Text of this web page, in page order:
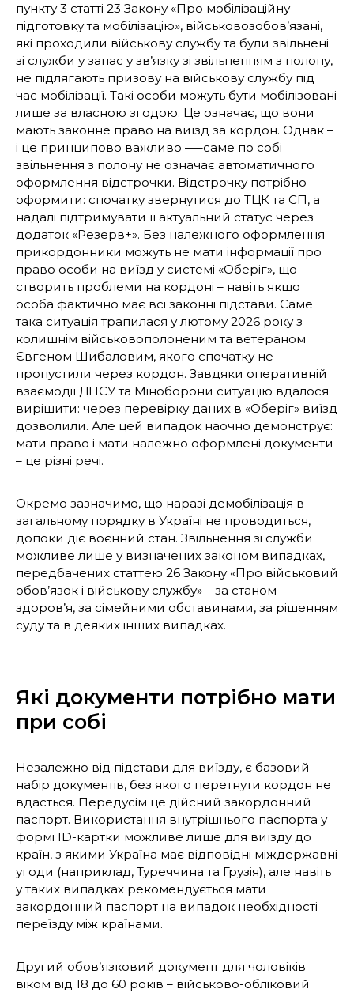
пункту 3 статті 23 Закону «Про мобілізаційну
підготовку та мобілізацію», військовозобов’язані,
які проходили військову службу та були звільнені
зі служби у запас у зв’язку зі звільненням з полону,
не підлягають призову на військову службу під
час мобілізації. Такі особи можуть бути мобілізовані
лише за власною згодою. Це означає, що вони
мають законне право на виїзд за кордон. Однак –
і це принципово важливо —–саме по собі
звільнення з полону не означає автоматичного
оформлення відстрочки. Відстрочку потрібно
оформити: спочатку звернутися до ТЦК та СП, а
надалі підтримувати її актуальний статус через
додаток «Резерв+». Без належного оформлення
прикордонники можуть не мати інформації про
право особи на виїзд у системі «Оберіг», що
створить проблеми на кордоні – навіть якщо
особа фактично має всі законні підстави. Саме
така ситуація трапилася у лютому 2026 року з
колишнім військовополоненим та ветераном
Євгеном Шибаловим, якого спочатку не
пропустили через кордон. Завдяки оперативній
взаємодії ДПСУ та Міноборони ситуацію вдалося
вирішити: через перевірку даних в «Оберіг» виїзд
дозволили. Але цей випадок наочно демонструє:
мати право і мати належно оформлені документи
– це різні речі.
Окремо зазначимо, що наразі демобілізація в
загальному порядку в Україні не проводиться,
допоки діє воєнний стан. Звільнення зі служби
можливе лише у визначених законом випадках,
передбачених статтею 26 Закону «Про військовий
обов’язок і військову службу» – за станом
здоров’я, за сімейними обставинами, за рішенням
суду та в деяких інших випадках.
Які документи потрібно мати
при собі
Незалежно від підстави для виїзду, є базовий
набір документів, без якого перетнути кордон не
вдасться. Передусім це дійсний закордонний
паспорт. Використання внутрішнього паспорта у
формі ID-картки можливе лише для виїзду до
країн, з якими Україна має відповідні міждержавні
угоди (наприклад, Туреччина та Грузія), але навіть
у таких випадках рекомендується мати
закордонний паспорт на випадок необхідності
переїзду між країнами.
Другий обов’язковий документ для чоловіків
віком від 18 до 60 років – військово-обліковий